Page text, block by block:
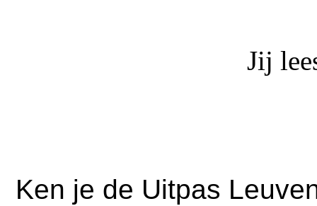
Jij
Ken je de Uitpas